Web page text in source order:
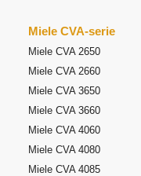
Miele CVA-serie
Miele CVA 2650
Miele CVA 2660
Miele CVA 3650
Miele CVA 3660
Miele CVA 4060
Miele CVA 4080
Miele CVA 4085